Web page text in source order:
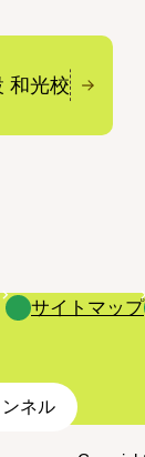
和光校
ネル
サイトマップ